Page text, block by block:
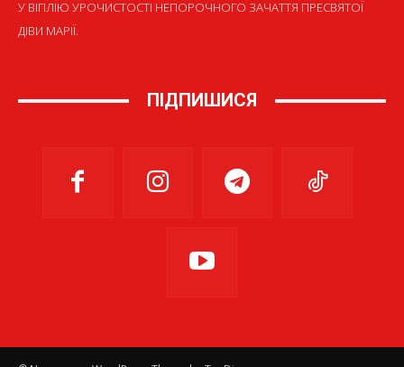
У ВІГІЛІЮ УРОЧИСТОСТІ НЕПОРОЧНОГО ЗАЧАТТЯ ПРЕСВЯТОЇ
ДІВИ МАРІЇ.
ПІДПИШИСЯ